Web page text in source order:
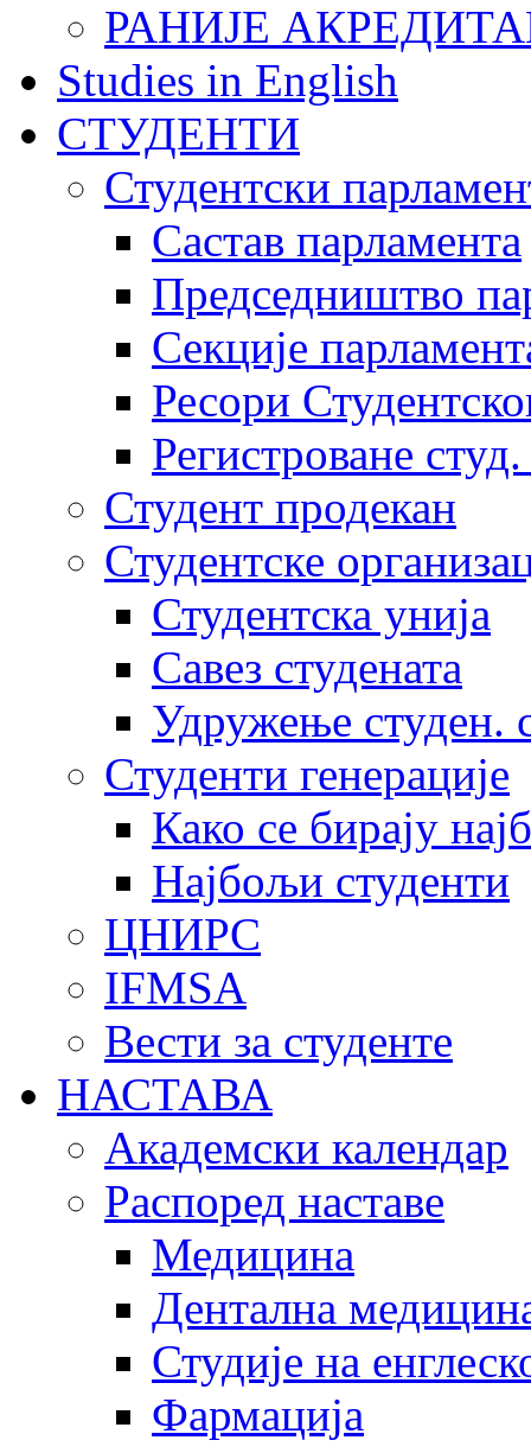
РАНИЈЕ
Studies in English
СТУДЕНТИ
Студентски
Састав парламента
Председништво
Секције
Ресори
Регистроване
Студент продекан
Студентске
Студентска унија
Савез студената
Удружење студен.
Студенти генерације
Како се бирају
Најбољи студенти
ЦНИРС
IFMSA
Вести за студенте
НАСТАВА
Академски календар
Распоред наставе
Медицина
Дентална
Студије на
Фармација